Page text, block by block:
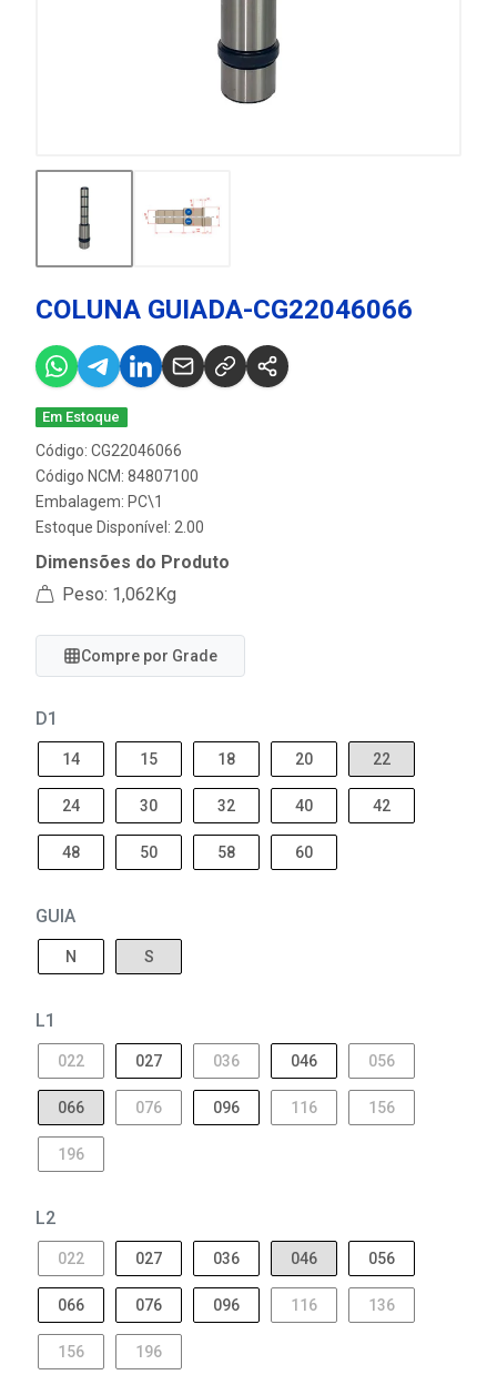
COLUNA GUIADA-CG22046066
Em Estoque
Código: CG22046066
Código NCM: 84807100
Embalagem: PC\1
Estoque Disponível: 2.00
Dimensões do Produto
Peso: 1,062Kg
Compre por Grade
D1
14 15 18 20 22
24 30 32 40 42
48 50 58 60
GUIA
N S
L1
022 027 036 046 056
066 076 096 116 156
196
L2
022 027 036 046 056
066 076 096 116 136
156 196